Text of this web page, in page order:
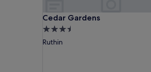
Cedar Gardens
Cedar Gardens
3.5-
Sterne-
Ruthin